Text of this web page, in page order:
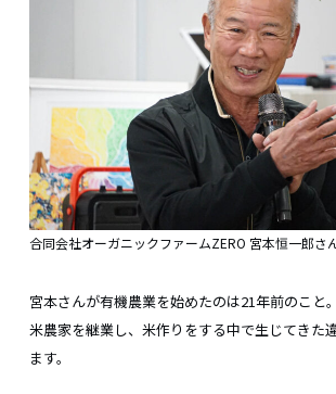
合同会社オーガニックファームZERO 宮本恒一郎さ
宮本さんが有機農業を始めたのは21年前のこと
米農家を継業し、米作りをする中で生じてきた
ます。